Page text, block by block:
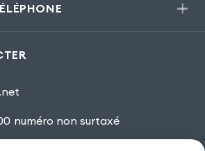
numéro non surtaxé